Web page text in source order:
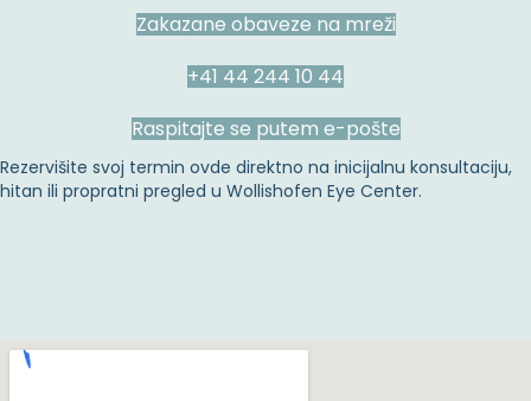
Zakazane obaveze na mreži
+41 44 244 10 44
Raspitajte se putem e-pošte
Rezervišite svoj termin ovde direktno na inicijalnu konsultaciju,
hitan ili propratni pregled u Wollishofen Eye Center.